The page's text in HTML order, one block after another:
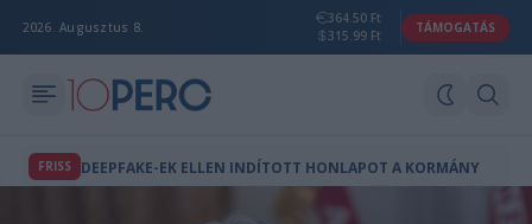
2026. Augusztus 8.
364.50 Ft
315.99 Ft
TÁMOGATÁS
FRISS DEEPFAKE-EK ELLEN INDÍTOTT HONLAPOT A KORMÁNY